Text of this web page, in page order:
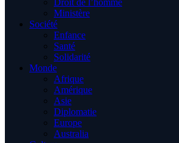
Droit de l’homme
Ministère
Société
Enfance
Santé
Solidarité
Monde
Afrique
Amérique
Asie
Diplomatie
Europe
Australia